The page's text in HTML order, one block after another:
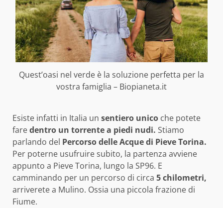
Quest’oasi nel verde è la soluzione perfetta per la
vostra famiglia – Biopianeta.it
Esiste infatti in Italia un sentiero unico che potete
faredentro un torrente a piedi nudi. Stiamo
parlando del Percorso delle Acque di Pieve Torina.
Per poterne usufruire subito, la partenza avviene
appunto a Pieve Torina, lungo la SP96. E
camminando per un percorso di circa 5 chilometri,
arriverete a Mulino. Ossia una piccola frazione di
Fiume.